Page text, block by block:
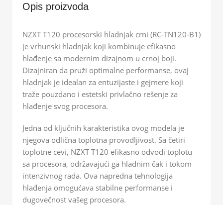
Opis proizvoda
NZXT T120 procesorski hladnjak crni (RC-TN120-B1)
je vrhunski hladnjak koji kombinuje efikasno
hlađenje sa modernim dizajnom u crnoj boji.
Dizajniran da pruži optimalne performanse, ovaj
hladnjak je idealan za entuzijaste i gejmere koji
traže pouzdano i estetski privlačno rešenje za
hlađenje svog procesora.
Jedna od ključnih karakteristika ovog modela je
njegova odlična toplotna provodljivost. Sa četiri
toplotne cevi, NZXT T120 efikasno odvodi toplotu
sa procesora, održavajući ga hladnim čak i tokom
intenzivnog rada. Ova napredna tehnologija
hlađenja omogućava stabilne performanse i
dugovečnost vašeg procesora.